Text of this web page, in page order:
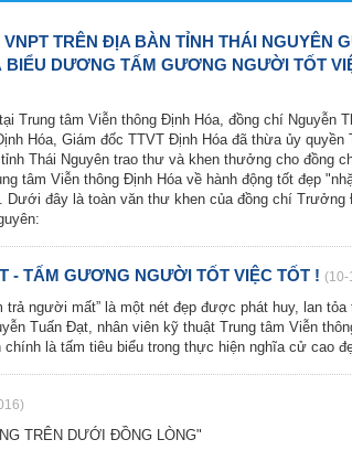
TRÊN ĐỊA BÀN TỈNH THÁI NGUYÊN
BIỂU DƯƠNG TẤM GƯƠNG NGƯỜI TỐT
Trung tâm Viễn thông Định Hóa, đồng chí Nguyễn
Hóa, Giám đốc TTVT Định Hóa đã thừa ủy quyền
Thái Nguyên trao thư và khen thưởng cho đồng
tâm Viễn thông Định Hóa về hành động tốt đẹp
Dưới đây là toàn văn thư khen của đồng chí Trưởng
- TẤM GƯƠNG NGƯỜI TỐT VIỆC TỐT ! (10-
trả người mất” là một nét đẹp được phát huy, lan tỏa
Tuấn Đạt, nhân viên kỹ thuật Trung tâm Viễn
chính là tấm tiêu biểu trong thực hiện nghĩa cử cao
TRÊN DƯỚI ĐỒNG LÒNG"